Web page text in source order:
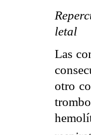
letal
Las
otro